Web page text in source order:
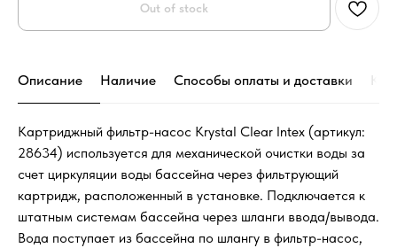
Out of stock
Описание Наличие Способы оплаты и доставки
Картриджный фильтр-насос Krystal Clear Intex (артикул:
28634) используется для механической очистки воды за
счет циркуляции воды бассейна через фильтрующий
картридж, расположенный в установке. Подключается к
штатным системам бассейна через шланги ввода/вывода.
Вода поступает из бассейна по шлангу в фильтр-насос,